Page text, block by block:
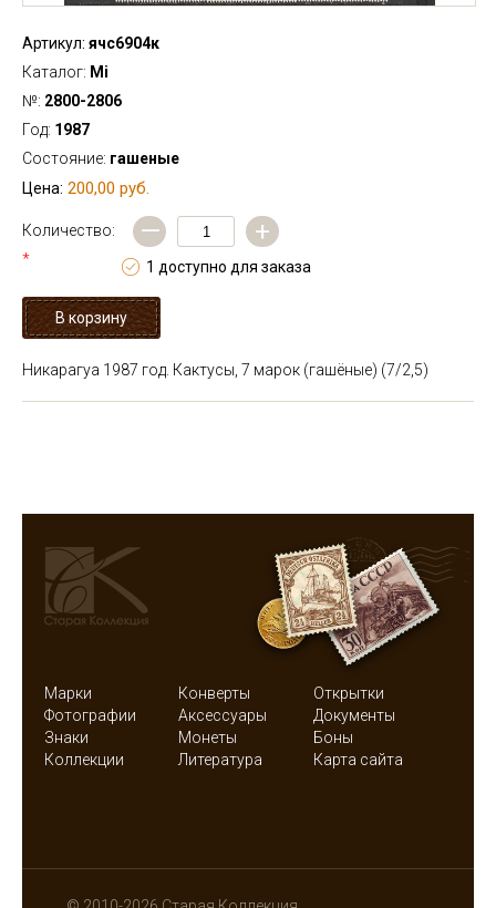
Артикул: ячс6904к
Каталог: Mi
№: 2800-2806
Год: 1987
Состояние: гашеные
Цена: 200,00 руб.
Количество:
*
— +
1 доступно для заказа
Никарагуа 1987 год. Кактусы, 7 марок (гашёные) (7/2,5)
Марки Конверты
Открытки
Фотографии
Аксессуары
Документы
Знаки
Монеты
Боны
Коллекции
Литература Карта сайта